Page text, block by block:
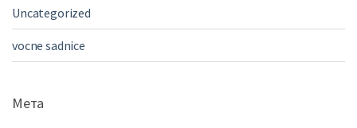
Uncategorized
vocne sadnice
Мета